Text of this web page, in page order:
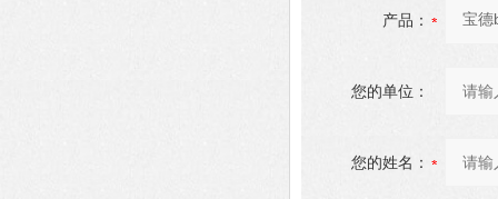
产品：
您的单位：
您的姓名：